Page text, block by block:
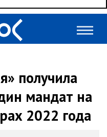
получила
мандат на
2022 года